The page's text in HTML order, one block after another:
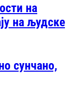
на
на људске
сунчано,